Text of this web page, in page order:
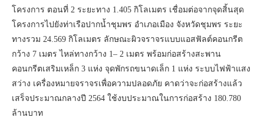
โครงการ ตอนที่ 2 ระยะทาง 1.405 กิโลเมตร เชื่อมต่อจากจุดสิ้นสุด
โครงการไปยังท่าเรือปากน้ำชุมพร อำเภอเมือง จังหวัดชุมพร ระยะ
ทางรวม 24.569 กิโลเมตร ลักษณะผิวจราจรแบบแอสฟัลต์คอนกรีต
กว้าง 7 เมตร ไหล่ทางกว้าง 1– 2 เมตร พร้อมก่อสร้างสะพาน
คอนกรีตเสริมเหล็ก 3 แห่ง จุดพักรถขนาดเล็ก 1 แห่ง ระบบไฟฟ้าแสง
สว่าง เครื่องหมายจราจรเพื่อความปลอดภัย คาดว่าจะก่อสร้างแล้ว
เสร็จประมาณกลางปี 2564 ใช้งบประมาณในการก่อสร้าง 180.780
ล้านบาท